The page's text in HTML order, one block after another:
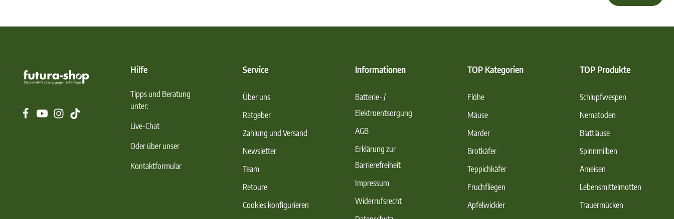
Hilfe
Tipps und Beratung
unter:
Live-Chat
Oder über unser
Kontaktformular
Service
Über uns
Ratgeber
Zahlung und Versand
Newsletter
Team
Retoure
Cookies konfigurieren
Informationen
Batterie- /
Elektroentsorgung
AGB
Erklärung zur
Barrierefreiheit
Impressum
Widerrufsrecht
TOP Kategorien
Flöhe
Mäuse
Marder
Brotkäfer
Teppichkäfer
Fruchfliegen
Apfelwickler
TOP Produkte
Schlupfwespen
Nematoden
Blattläuse
Spinnmilben
Ameisen
Lebensmittelmotten
Trauermücken